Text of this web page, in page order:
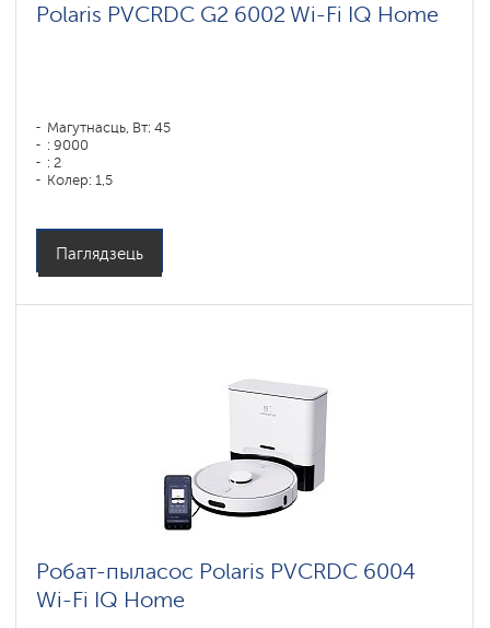
Polaris PVCRDC G2 6002 Wi-Fi IQ Home
Магутнасць, Вт: 45
: 9000
: 2
Колер: 1,5
Бакавыя шчоткі: 1
Паглядзець
Робат-пыласос Polaris PVCRDC 6004
Wi-Fi IQ Home